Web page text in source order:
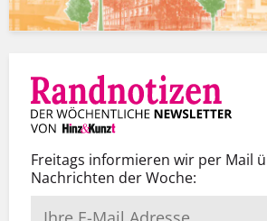
Freitags informieren wir per Mail
Nachrichten der Woche: